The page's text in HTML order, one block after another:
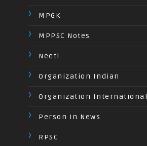
MPGK
MPPSC Notes
Neeti
Organization Indian
Organization International
Person In News
RPSC